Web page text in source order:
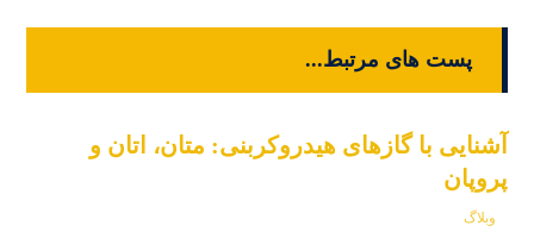
پست های مرتبط...
آشنایی با گازهای هیدروکربنی: متان، اتان و
پروپان
وبلاگ